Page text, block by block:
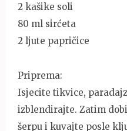
2 kašike soli
80 ml sirćeta
2 ljute papričice
Priprema:
Isjecite tikvice,
izblendirajte. Zatim
šerpu i kuvajte posle